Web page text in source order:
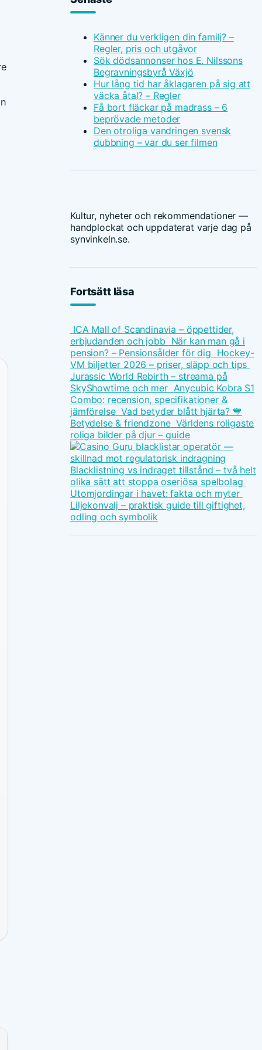
Känner du verkligen din familj? –
Regler, pris och utgåvor
Sök dödsannonser hos E. Nilssons
Begravningsbyrå Växjö
Hur lång tid har åklagaren på sig att
väcka åtal? – Regler
Få bort fläckar på madrass – 6
beprövade metoder
Den otroliga vandringen svensk
dubbning – var du ser filmen
Kultur, nyheter och rekommendationer —
handplockat och uppdaterat varje dag på
synvinkeln.se.
Fortsätt läsa
ICA Mall of Scandinavia – öppettider,
erbjudanden och jobb När kan man gå i
pension? – Pensionsålder för dig Hockey-
VM biljetter 2026 – priser, släpp och tips
Jurassic World Rebirth – streama på
SkyShowtime och mer Anycubic Kobra S1
Combo: recension, specifikationer &
jämförelse Vad betyder blått hjärta? 💙
Betydelse & friendzone Världens roligaste
roliga bilder på djur – guide
Blacklistning vs indraget tillstånd – två helt
olika sätt att stoppa oseriösa spelbolag
Utomjordingar i havet: fakta och myter
Liljekonvalj – praktisk guide till giftighet,
odling och symbolik